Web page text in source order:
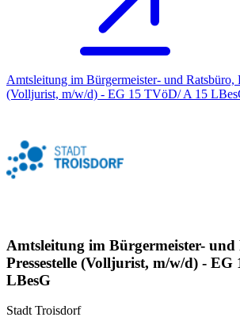
Amtsleitung im Bürgermeister- und Ratsbüro,
(Volljurist, m/w/d) - EG 15 TVöD/ A 15
Amtsleitung im Bürgermeister- und
Pressestelle (Volljurist, m/w/d) - EG
LBesG
Stadt Troisdorf